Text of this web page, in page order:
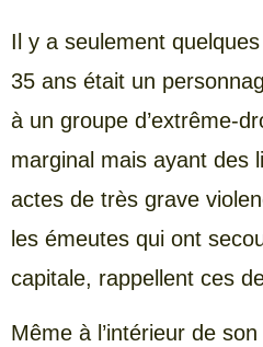
Il y a seulement
35 ans était un
à un groupe d’extrême-
marginal mais ayant des
actes de très grave
les émeutes qui ont
capitale, rappellent ces
Même à l’intérieur de